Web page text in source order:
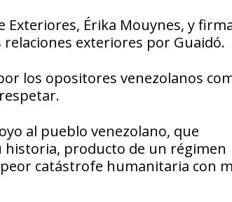
Érika Mouynes, y
exteriores por Guaidó.
los opositores venezolanos
al pueblo venezolano, que
historia, producto de un régimen
catástrofe humanitaria con